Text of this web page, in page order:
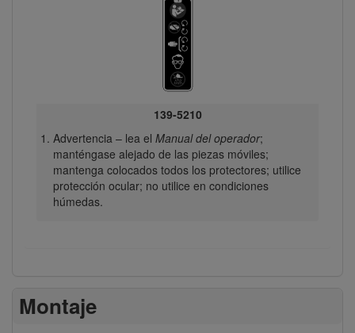
139-5210
Advertencia – lea el Manual del operador;
manténgase alejado de las piezas móviles;
mantenga colocados todos los protectores; utilice
protección ocular; no utilice en condiciones
húmedas.
Montaje